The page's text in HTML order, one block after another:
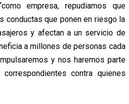
empresa, repudiamos que
conductas que ponen en riesgo la
y afectan a un servicio de
a millones de personas cada
y nos haremos parte
contra quienes